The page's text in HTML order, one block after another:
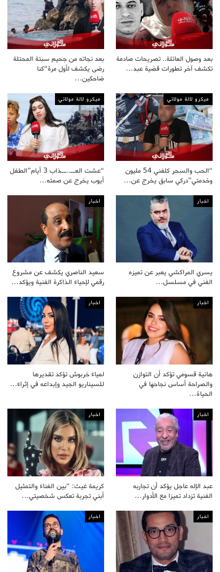
بعد وصول العائلة.. تصريحات صادمة
تكشف آخر تطورات قضية عبد…
بعد نجاته من جحيم سبتة المحتلة
رضى يكشف لأول مرة“كنا
ضاحكين…
ميكرو لالة مولاتي
“الحب والسحر كلفني 54 مليون
وخدمتي”دركي سابق يخرج عن…
ميكرو لالة مولاتي
“عشت العــ..ــذاب 3 أيام”الطفل
أيوب يخرج عن صمته…
اخبار
يسري المراكشي يعبر عن تميزه
الفني في مسلسل…
اخبار
سعيد الناصري يكشف عن مشروع
رقمي لإحياء الذاكرة الفنية ويؤكد…
اخبار
هانية قسومي تؤكد أن التوازن
والصراحة أساس نجاحها في
الحياة…
اخبار
لمياء خربوش تؤكد تقديرها
للسيناريو الجيد وإبداعه في إثراء…
اخبار
عبد الإله عاجل يؤكد أن تجاربه
الفنية تزداد تميزا مع الأدوار…
اخبار
كريمة غيث: “بين الغناء والتمثيل
أبني تجربة تعكس شخصيتي…
اخبار اخبار